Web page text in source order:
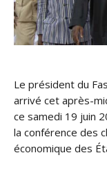
Le président du
arrivé cet après-
ce samedi 19 juin
la conférence des
économique des